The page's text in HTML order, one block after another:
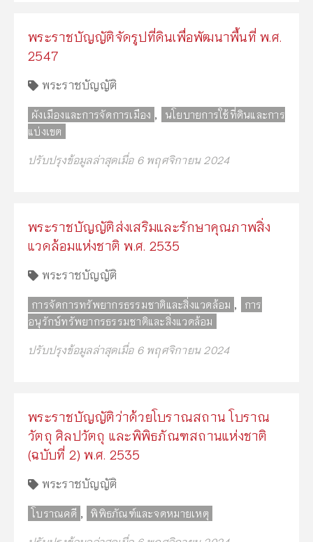
พระราชบัญญัติจัดรูปที่ดินเพื่อพัฒนาพื้นที่ พ.ศ.
2547
พระราชบัญญัติ
ผังเมืองและการจัดการเมือง
นโยบายการใช้ที่ดินและการ
แบ่งเขต
ปรับปรุงข้อมูลล่าสุดเมื่อ 6 พฤศจิกายน 2024
พระราชบัญญัติส่งเสริมและรักษาคุณภาพสิ่ง
แวดล้อมแห่งชาติ พ.ศ. 2535
พระราชบัญญัติ
การจัดการทรัพยากรธรรมชาติและสิ่งแวดล้อม
การ
อนุรักษ์ทรัพยากรธรรมชาติและสิ่งแวดล้อม
ปรับปรุงข้อมูลล่าสุดเมื่อ 6 พฤศจิกายน 2024
พระราชบัญญัติว่าด้วยโบราณสถาน โบราณ
วัตถุ ศิลปวัตถุ และพิพิธภัณฑสถานแห่งชาติ
(ฉบับที่ 2) พ.ศ. 2535
พระราชบัญญัติ
โบราณคดี , พิพิธภัณฑ์และจดหมายเหตุ